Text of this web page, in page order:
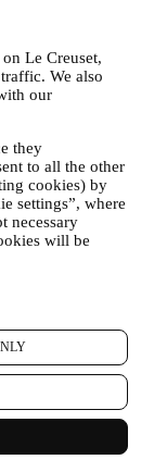
Le Creuset,
We also
our
they
to all the other
cookies) by
settings”, where
necessary
will be
du bruker
blir forklart i punkt
tilbys gjennom
12, 2630
fra oss, vil du bli
som forvaltes,
og Le
4, Baar,
EU er Le Creuset
og
enheter drar nytte
utvikler egne
lokalt nivå
rettigheter.